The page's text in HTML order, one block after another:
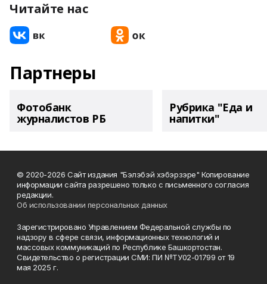
Читайте нас
Партнеры
Фотобанк
журналистов РБ
Рубрика "Еда и
напитки"
© 2020-2026 Сайт издания "Бэлэбэй хэбэрзэре" Копирование
информации сайта разрешено только с письменного согласия
редакции.
Об использовании персональных данных
Зарегистрировано Управлением Федеральной службы по
надзору в сфере связи, информационных технологий и
массовых коммуникаций по Республике Башкортостан.
Свидетельство о регистрации СМИ: ПИ №ТУ02-01799 от 19
мая 2025 г.